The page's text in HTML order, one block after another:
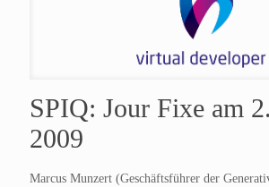
SPIQ: Jour Fixe am
2009
Marcus Munzert (Geschäftsführer der